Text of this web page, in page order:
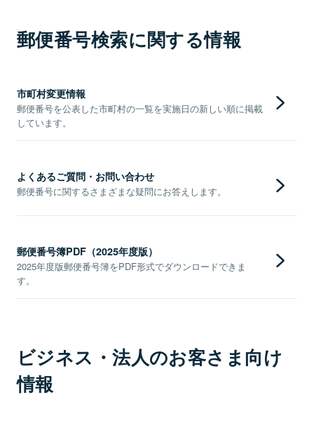
郵便番号検索に関する情報
市町村変更情報
郵便番号を公表した市町村の一覧を実施日の新しい順に掲載
しています。
よくあるご質問・お問い合わせ
郵便番号に関するさまざまな疑問にお答えします。
郵便番号簿PDF（2025年度版）
2025年度版郵便番号簿をPDF形式でダウンロードできま
す。
ビジネス・法人のお客さま向け
情報